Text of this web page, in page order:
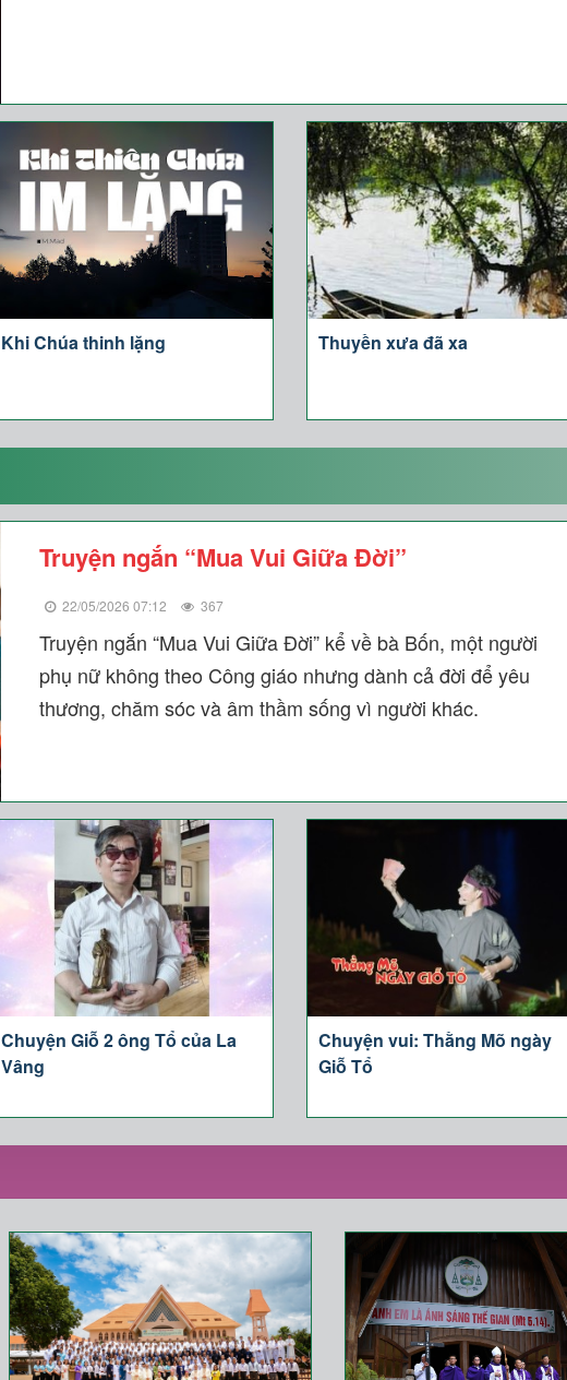
Khi Chúa thinh lặng Thuyền xưa đã xa
Truyện ngắn “Mua Vui Giữa Đời”
22/05/2026 07:12 367
Truyện ngắn “Mua Vui Giữa Đời” kể về bà Bốn, một người
phụ nữ không theo Công giáo nhưng dành cả đời để yêu
thương, chăm sóc và âm thầm sống vì người khác.
Chuyện Giỗ 2 ông Tổ của La
Vâng
Chuyện vui: Thằng Mõ ngày
Giỗ Tổ